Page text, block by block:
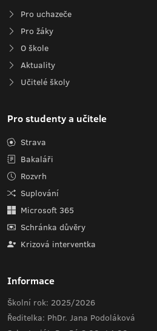
Pro uchazeče
Pro žáky
O škole
Aktuality
Učitelé školy
Pro studenty a učitele
Strava
Bakaláři
Rozvrh
Suplování
Microsoft 365
Schránka důvěry
Krizová interventka
Informace
Školní rok: 2025/2026
Ředitelka: PhDr. Jana Podoláková